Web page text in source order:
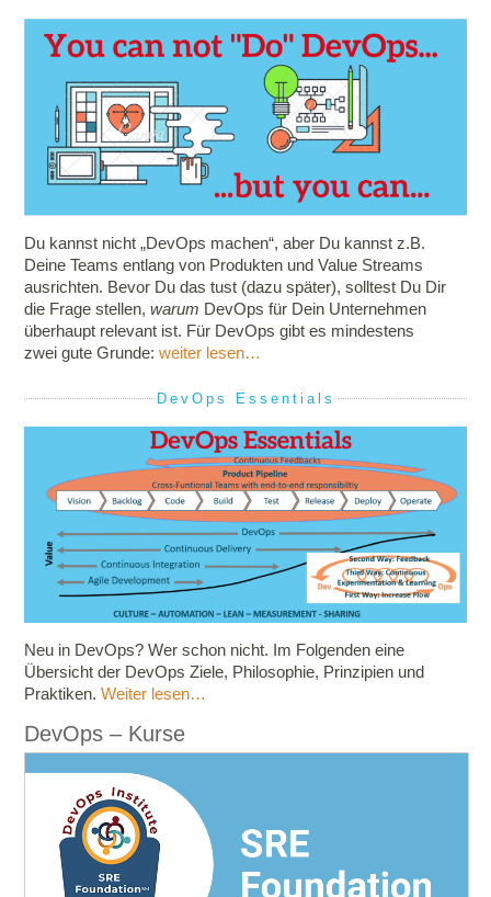
Du kannst nicht „DevOps machen“, aber Du kannst z.B.
Deine Teams entlang von Produkten und Value Streams
ausrichten. Bevor Du das tust (dazu später), solltest Du Dir
die Frage stellen,warum DevOps für Dein Unternehmen
überhaupt relevant ist. Für DevOps gibt es mindestens
zwei gute Grunde:weiter lesen…
DevOps Essentials
Neu in DevOps? Wer schon nicht. Im Folgenden eine
Übersicht der DevOps Ziele, Philosophie, Prinzipien und
Praktiken.Weiter lesen…
DevOps – Kurse